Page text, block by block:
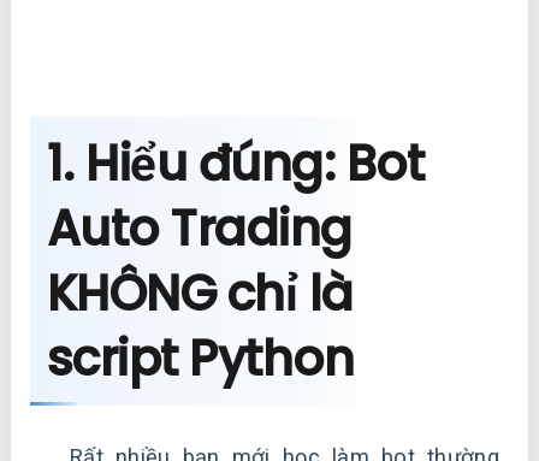
1. Hiểu đúng: Bot
Auto Trading
KHÔNG chỉ là
script Python